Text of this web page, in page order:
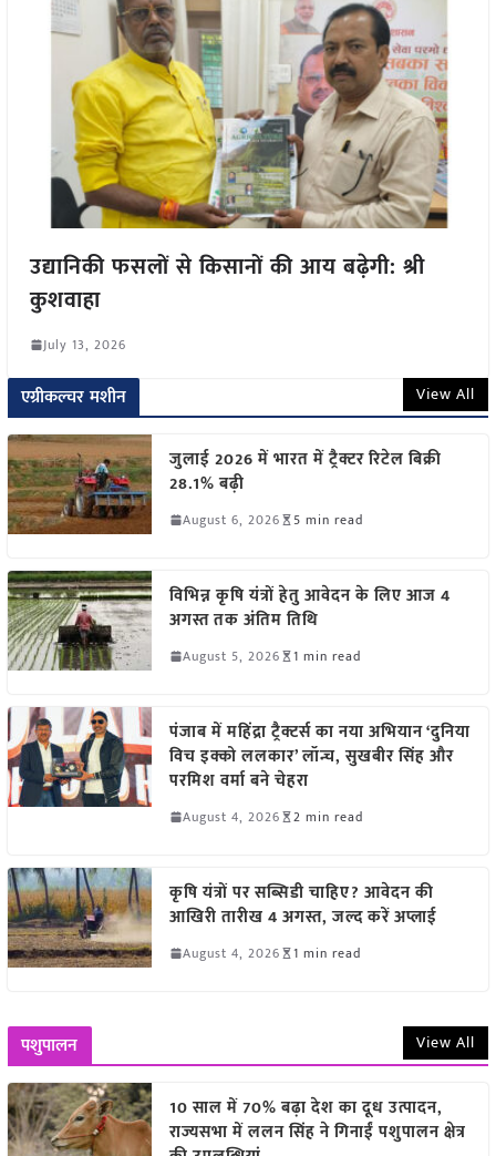
उद्यानिकी फसलों से किसानों की आय बढ़ेगी: श्री
कुशवाहा
July 13, 2026
एग्रीकल्चर मशीन View All
जुलाई 2026 में भारत में ट्रैक्टर रिटेल बिक्री
28.1% बढ़ी
August 6, 2026 5 min read
विभिन्न कृषि यंत्रों हेतु आवेदन के लिए आज 4
अगस्त तक अंतिम तिथि
August 5, 2026 1 min read
पंजाब में महिंद्रा ट्रैक्टर्स का नया अभियान ‘दुनिया
विच इक्को ललकार’ लॉन्च, सुखबीर सिंह और
परमिश वर्मा बने चेहरा
August 4, 2026 2 min read
कृषि यंत्रों पर सब्सिडी चाहिए? आवेदन की
आखिरी तारीख 4 अगस्त, जल्द करें अप्लाई
August 4, 2026 1 min read
पशुपालन View All
10 साल में 70% बढ़ा देश का दूध उत्पादन,
राज्यसभा में ललन सिंह ने गिनाईं पशुपालन क्षेत्र